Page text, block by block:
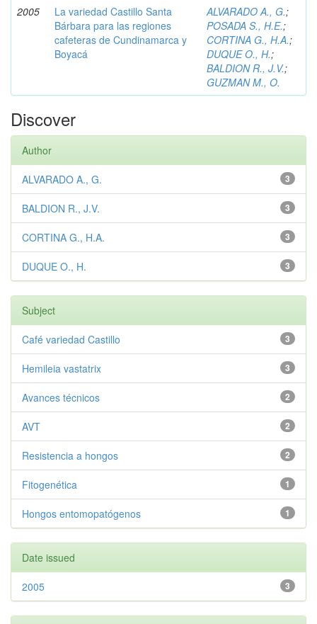
2005
La variedad Castillo Santa
Bárbara para las regiones
cafeteras de Cundinamarca y
Boyacá
ALVARADO A., G.;
POSADA S., H.E.;
CORTINA G., H.A.;
DUQUE O., H.;
BALDION R., J.V.;
GUZMAN M., O.
Discover
Author
3
ALVARADO A., G.
3
BALDION R., J.V.
3
CORTINA G., H.A.
3
DUQUE O., H.
Subject
3
Café variedad Castillo
3
Hemileia vastatrix
2
Avances técnicos
2
AVT
2
Resistencia a hongos
1
Fitogenética
1
Hongos entomopatógenos
Date issued
3
2005